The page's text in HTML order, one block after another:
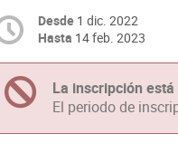
Desde 1 dic. 2022
Hasta 14 feb. 2023
La inscripción
El periodo de